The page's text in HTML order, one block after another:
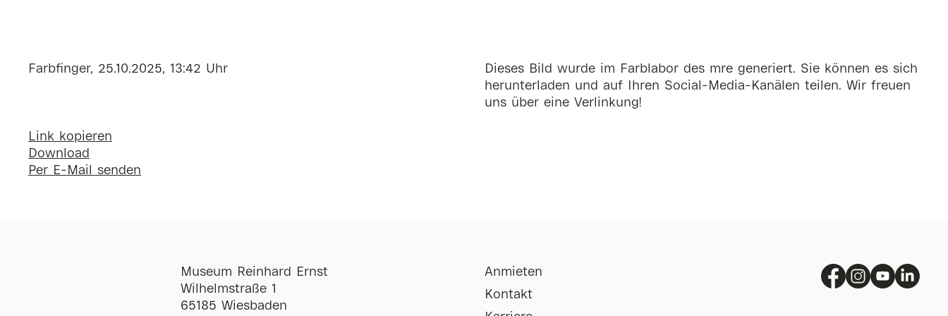
Farbfinger, 25.10.2025, 13:42 Uhr
Link kopieren
Download
Per E-Mail senden
Dieses Bild wurde im Farblabor des mre generiert. Sie können es sich
herunterladen und auf Ihren Social-Media-Kanälen teilen. Wir freuen
uns über eine Verlinkung!
Museum Reinhard Ernst
Wilhelmstraße 1
65185 Wiesbaden
Anmieten
Kontakt